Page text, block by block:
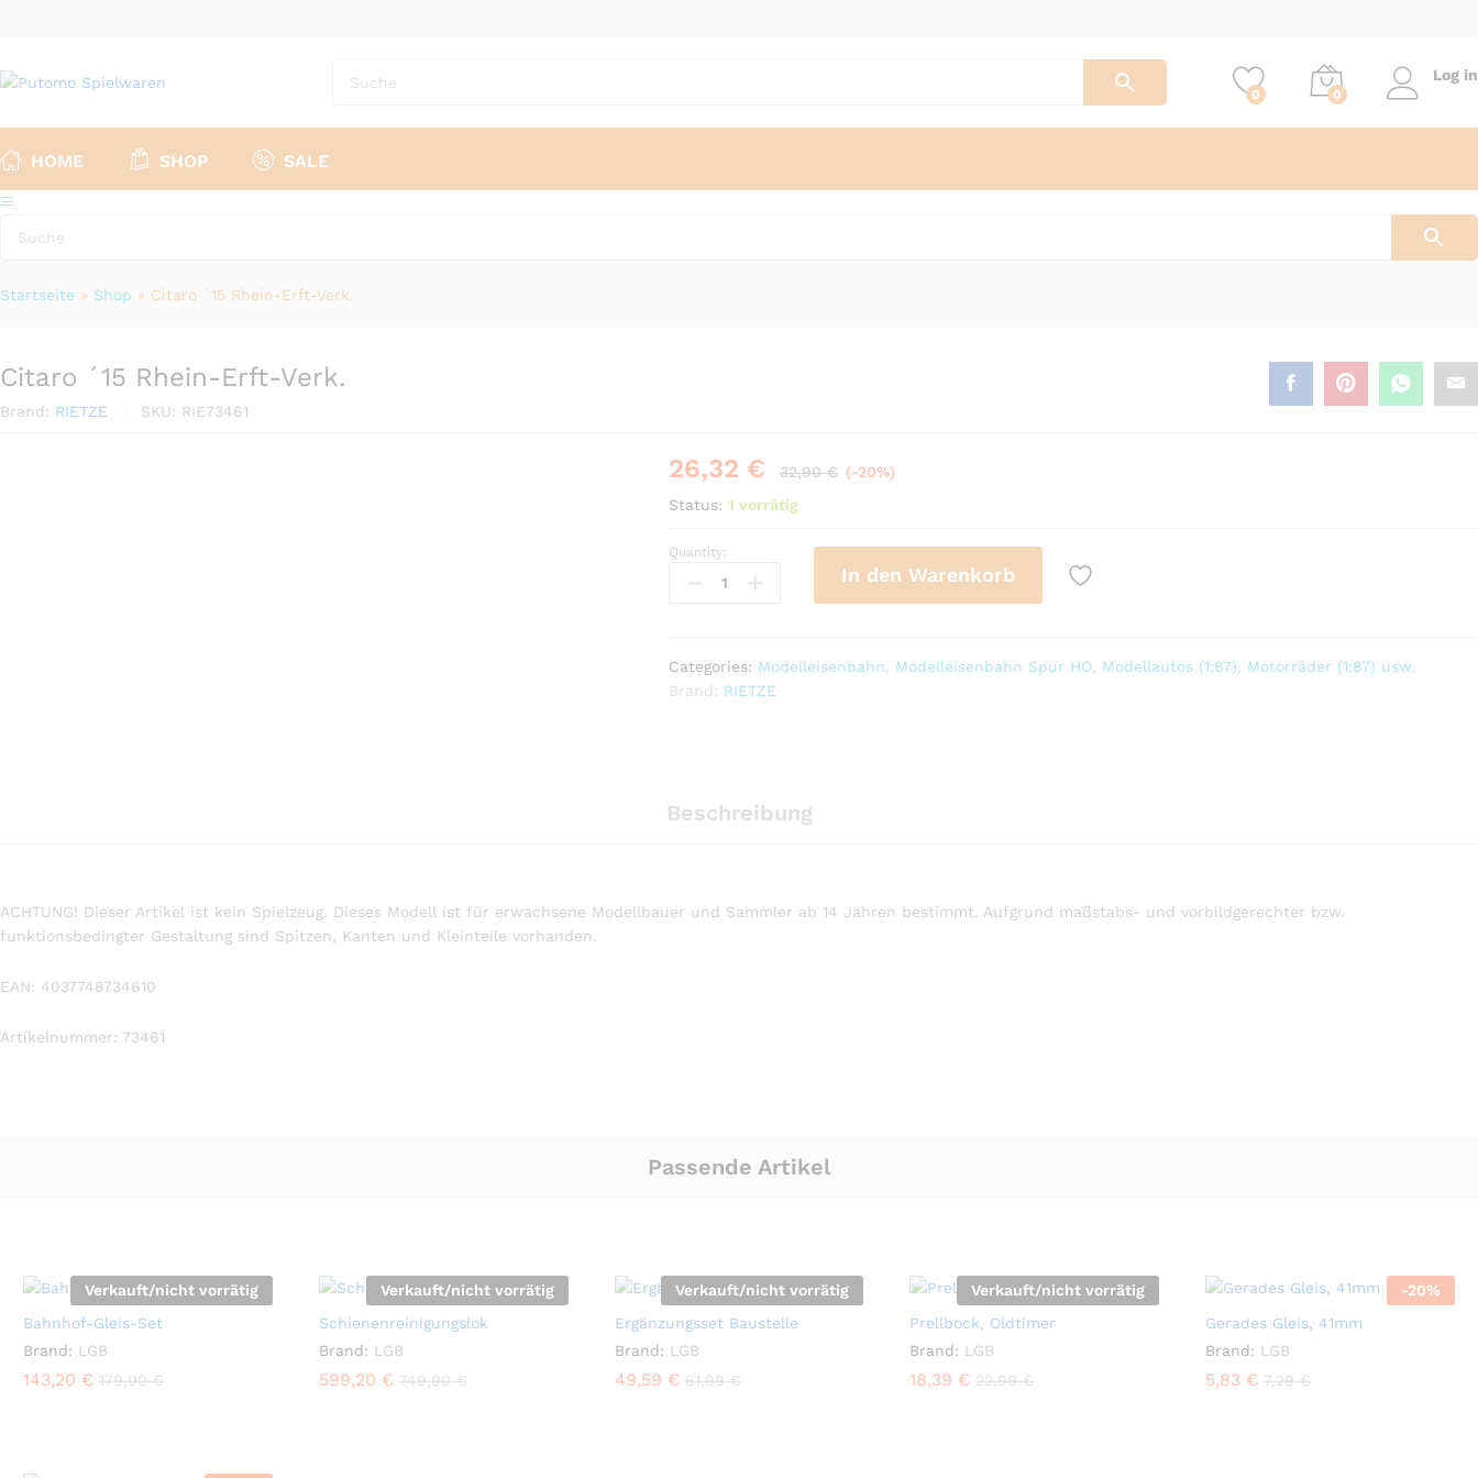
0 0
Log in
HOME SHOP SALE
Startseite » Shop » Citaro ´15 Rhein-Erft-Verk.
Citaro ´15 Rhein-Erft-Verk.
Brand: RIETZE SKU: RIE73461
26,32 € 32,90€ (-20%)
Status: 1 vorrätig
Citaro
´15
quantity
Quantity:
In den Warenkorb
Categories: Modelleisenbahn Modelleisenbahn Spur HO, Modellautos (1:87), Motorräder (1:87) usw.
Brand: RIETZE
Beschreibung
ACHTUNG! Dieser Artikel ist kein Spielzeug. Dieses Modell ist für erwachsene Modellbauer und Sammler ab 14 Jahren bestimmt. Aufgrund maßstabs- und vorbildgerechter bzw.
funktionsbedingter Gestaltung sind Spitzen, Kanten und Kleinteile vorhanden.
EAN: 4037748734610
Artikelnummer: 73461
Passende Artikel
Verkauft/nicht vorrätig
Bahnhof-Gleis-Set
Brand: LGB
143,20 € 179,00€
Verkauft/nicht vorrätig
Schienenreinigungslok
Brand: LGB
599,20 € 749,00€
Verkauft/nicht vorrätig
Ergänzungsset Baustelle
Brand: LGB
49,59 € 61,99€
Verkauft/nicht vorrätig
Prellbock, Oldtimer
Brand: LGB
18,39 € 22,99€
-20%
Gerades Gleis, 41mm
Brand: LGB
5,83 € 7,29€